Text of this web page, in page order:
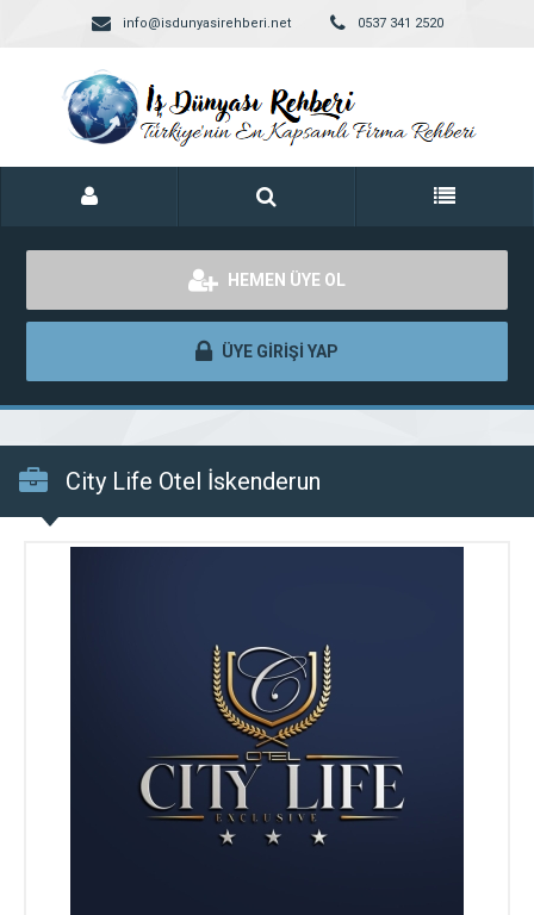
info@isdunyasirehberi.net 0537 341 2520
HEMEN ÜYE OL
ÜYE GİRİŞİ YAP
City Life Otel İskenderun